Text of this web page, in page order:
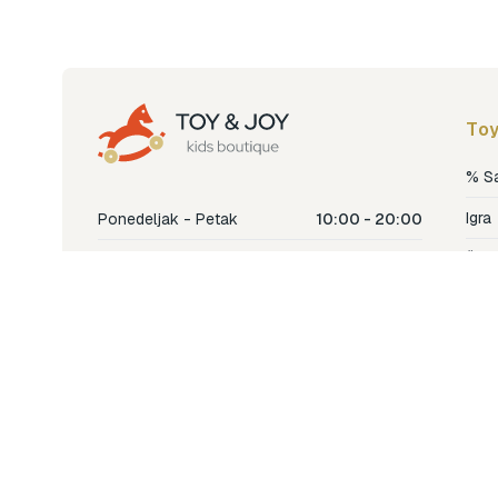
Ponedeljak - Petak 10:00 - 20:00
%
Igra